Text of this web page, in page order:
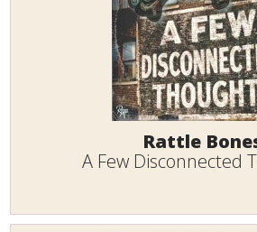
Rattle
A Few Disconnected